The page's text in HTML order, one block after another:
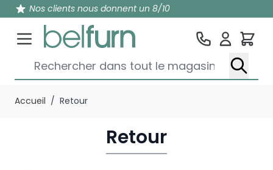
Nos clients nous donnent un 8/10
Rechercher dans tout le magasin...
Accueil / Retour
Retour